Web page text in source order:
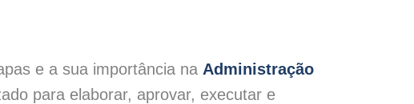
e a sua importância na Administração
para elaborar, aprovar, executar e